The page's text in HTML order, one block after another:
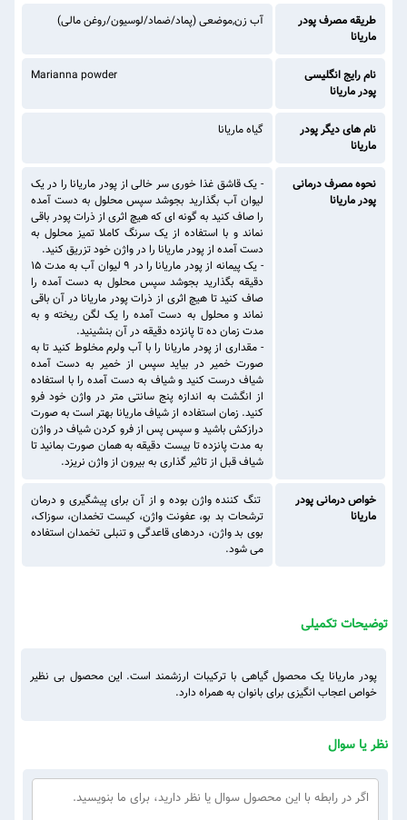
طریقه مصرف پودر
ماریانا
آب زن,موضعی (پماد/ضماد/لوسیون/روغن مالی)
نام رایج انگلیسی
پودر ماریانا
Marianna powder
نام های دیگر پودر
ماریانا
گیاه ماریانا
نحوه مصرف درمانی
پودر ماریانا
- یک قاشق غذا خوری سر خالی از پودر ماریانا را در یک
لیوان آب بگذارید بجوشد سپس محلول به دست آمده
را صاف کنید به گونه ای که هیچ اثری از ذرات پودر باقی
نماند و با استفاده از یک سرنگ کاملا تمیز محلول به
دست آمده از پودر ماریانا را در واژن خود تزریق کنید.
- یک پیمانه از پودر ماریانا را در 9 لیوان آب به مدت 15
دقیقه بگذارید بجوشد سپس محلول به دست آمده را
صاف کنید تا هیچ اثری از ذرات پودر ماریانا در آن باقی
نماند و محلول به دست آمده را یک لگن ریخته و به
مدت زمان ده تا پانزده دقیقه در آن بنشینید.
- مقداری از پودر ماریانا را با آب ولرم مخلوط کنید تا به
صورت خمیر در بیاید سپس از خمیر به دست آمده
شیاف درست کنید و شیاف به دست آمده را با استفاده
از انگشت به اندازه پنج سانتی متر در واژن خود فرو
کنید. زمان استفاده از شیاف ماریانا بهتر است به صورت
درازکش باشید و سپس پس از فرو کردن شیاف در واژن
به مدت پانزده تا بیست دقیقه به همان صورت بمانید تا
شیاف قبل از تاثیر گذاری به بیرون از واژن نریزد.
خواص درمانی پودر
ماریانا
تنگ کننده واژن بوده و از آن برای پیشگیری و درمان
ترشحات بد بو، عفونت واژن، کیست تخمدان، سوزاک،
بوی بد واژن، دردهای قاعدگی و تنبلی تخمدان استفاده
می شود.
توضیحات تکمیلی
پودر ماریانا یک محصول گیاهی با ترکیبات ارزشمند است. این محصول بی نظیر
خواص اعجاب انگیزی برای بانوان به همراه دارد.
نظر یا سوال